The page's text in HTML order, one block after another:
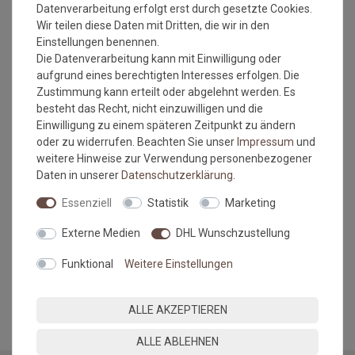
dem Staubsauger gesaugt werden, bitte verwenden Sie dafür
eine glatte Düse. Das entfernt Fremdpartikel und hält die
Matte
sauber und funktionstüchtig. Diese Pflegemaßnahmen
sind absolut ausreichend für den Alltag.
Sollte die Matte einmal stärker verschmutzt sein, kann sie
bei max. 40 °C in der Waschmaschine gewaschen werden.
Verwenden Sie Feinwaschmittel und schleudern Sie die Matte
auf
niedriger Stufe. Legen Sie die Matte anschließend flach
zum Trocknen aus. Waschen Sie die Matte einmal im Jahr, um
Untergrund
Datenverarbeitung erfolgt erst durch gesetzte Cookies.
Wir teilen diese Daten mit Dritten, die wir in den
Einstellungen benennen.
Die Datenverarbeitung kann mit Einwilligung oder
aufgrund eines berechtigten Interesses erfolgen. Die
Zustimmung kann erteilt oder abgelehnt werden. Es
besteht das Recht, nicht einzuwilligen und die
Einwilligung zu einem späteren Zeitpunkt zu ändern
oder zu widerrufen. Beachten Sie unserImpressum und
weitere Hinweise zur Verwendung personenbezogener
Daten in unsererDaten­schutz­erklärung
Essenziell Statistik Marketing
Externe Medien DHL Wunschzustellung
Funktional Weitere Einstellungen
ALLE AKZEPTIEREN
ALLE ABLEHNEN